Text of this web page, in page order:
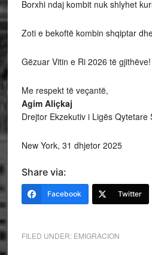
Borxhi ndaj kombit nuk shlyhet
Zoti e bekoftë kombin shqiptar
Gëzuar Vitin e Ri 2026 të gjithëve!
Me respekt të veçantë,
Agim Aliçkaj
Drejtor Ekzekutiv i Ligës
New York, 31 dhjetor 2025
Share via:
Facebook Twitter
FILED UNDER: EMIGRACION